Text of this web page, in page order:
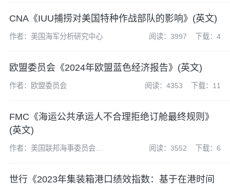
CNA《IUU捕捞对美国特种作战部队的影响》(英文)
作者：美国海军分析研究中心 阅读：3997 下载：4
欧盟委员会《2024年欧盟蓝色经济报告》(英文)
作者：欧盟委员会 阅读：4353 下载：11
FMC《海运公共承运人不合理拒绝订舱最终规则》
(英文)
作者：美国联邦海事委员会
阅读：3552 下载：6
世行《2023年集装箱港口绩效指数：基于在港时间